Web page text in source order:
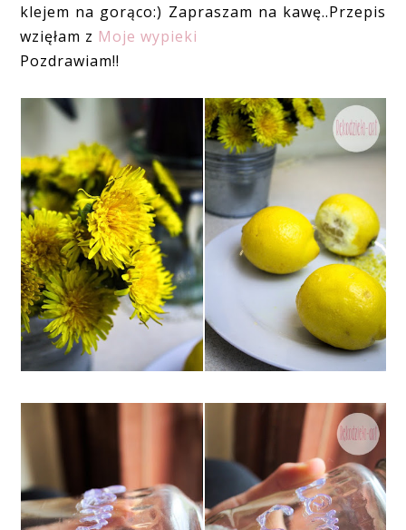
klejem na gorąco:) Zapraszam na kawę..Przepis
wzięłam z Moje wypieki
Pozdrawiam!!